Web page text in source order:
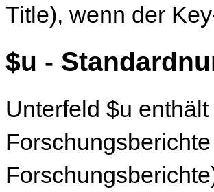
Title), wenn der
$u -
Unterfeld $u